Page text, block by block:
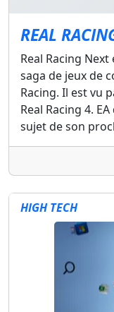
REAL
Real Racing
saga de jeux de
Racing. Il est vu
Real Racing 4.
sujet de son
HIGH TECH